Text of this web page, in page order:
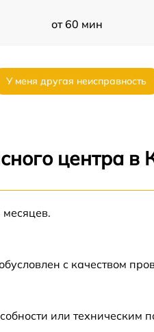
от 60 мин
У меня другая неисправность
центра в
с качеством
или